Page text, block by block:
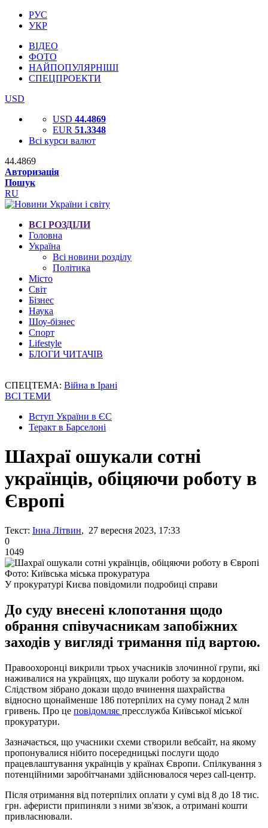
РУС
УКР
ВІДЕО
ФОТО
НАЙПОПУЛЯРНІШІ
СПЕЦПРОЕКТИ
USD
USD 44.4869
EUR 51.3348
Всі курси валют
44.4869
Авторизація
Пошук
RU
ВСІ РОЗДІЛИ
Головна
Україна
Всі новини розділу
Політика
Місто
Світ
Бізнес
Наука
Шоу-бізнес
Спорт
Lifestyle
БЛОГИ ЧИТАЧІВ
СПЕЦТЕМА: Війна в Ірані
ВСІ ТЕМИ
Вступ України в ЄС
Теракт в Барселоні
Шахраї ошукали сотні
українців, обіцяючи роботу в
Європі
Текст: Інна Літвин, 27 вересня 2023, 17:33
0
1049
Фото: Київська міська прокуратура
У прокуратурі Києва повідомили подробиці справи
До суду внесені клопотання щодо
обрання співучасникам запобіжних
заходів у вигляді тримання під вартою.
Правоохоронці викрили трьох учасників злочинної групи, які
наживалися на українцях, що шукали роботу за кордоном.
Слідством зібрано докази щодо вчинення шахрайства
відносно щонайменше 186 потерпілих на суму понад 2 млн
гривень. Про це повідомляє пресслужба Київської міської
прокуратури.
Зазначається, що учасники схеми створили вебсайт, на якому
пропонувалися нібито посередницькі послуги щодо
працевлаштування українців у країнах Європи. Спілкування з
потенційними заробітчанами здійснювалося через call-центр.
Після отримання від потерпілих оплати у сумі від 8 до 18 тис.
грн. аферисти припиняли з ними зв'язок, а отримані кошти
привласнювали.